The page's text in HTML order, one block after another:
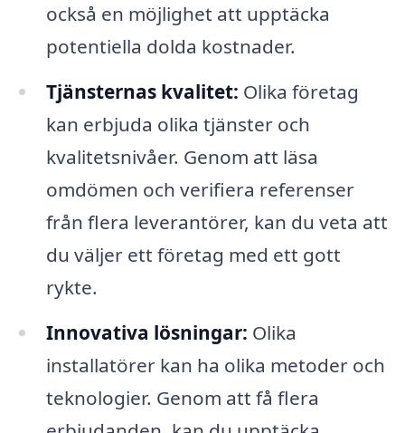
också en möjlighet att upptäcka
potentiella dolda kostnader.
Tjänsternas kvalitet: Olika företag
kan erbjuda olika tjänster och
kvalitetsnivåer. Genom att läsa
omdömen och verifiera referenser
från flera leverantörer, kan du veta att
du väljer ett företag med ett gott
rykte.
Innovativa lösningar: Olika
installatörer kan ha olika metoder och
teknologier. Genom att få flera